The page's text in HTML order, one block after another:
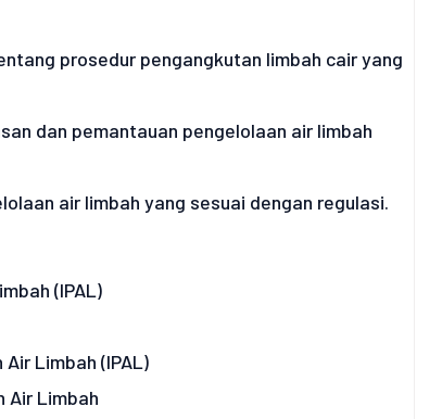
prosedur pengangkutan limbah cair yang
dan pemantauan pengelolaan air limbah
air limbah yang sesuai dengan regulasi.
(IPAL)
Limbah (IPAL)
Air Limbah